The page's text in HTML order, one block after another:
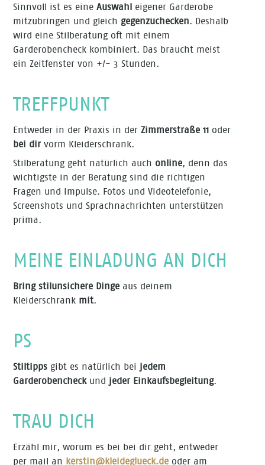
Sinnvoll ist es eineAuswahl eigener Garderobe
mitzubringen und gleich gegenzuchecken. Deshalb
wird eine Stilberatung oft mit einem
Garderobencheck kombiniert. Das braucht meist
ein Zeitfenster von +/- 3 Stunden.
TREFFPUNKT
Entweder in der Praxis in derZimmerstraße 11 oder
bei dirvorm Kleiderschrank.
Stilberatung geht natürlich auch online, denn das
wichtigste in der Beratung sind die richtigen
Fragen und Impulse. Fotos und Videotelefonie,
Screenshots und Sprachnachrichten unterstützen
prima.
MEINE EINLADUNG AN DICH
Bring stilunsichere Dinge aus deinem
Kleiderschrank mit.
PS
Stiltipps gibt es natürlich bei jedem
Garderobencheckund jeder Einkaufsbegleitung.
TRAU DICH
Erzähl mir, worum es bei bei dir geht, entweder
per mail an kerstin@kleideglueck.de oder am